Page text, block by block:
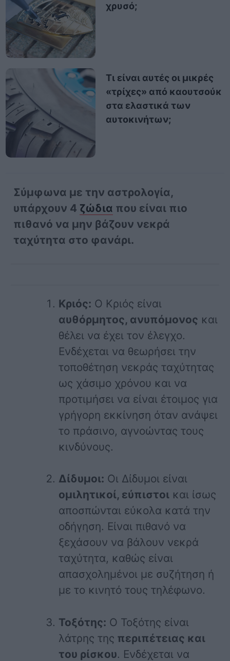
χρυσό;
Τι είναι αυτές οι μικρές
«τρίχες» από καουτσούκ
στα ελαστικά των
αυτοκινήτων;
Σύμφωνα με την αστρολογία,
υπάρχουν 4 ζώδια που είναι πιο
πιθανό να μην βάζουν νεκρά
ταχύτητα στο φανάρι.
Κριός: Ο Κριός είναι
αυθόρμητος, ανυπόμονος και
θέλει να έχει τον έλεγχο.
Ενδέχεται να θεωρήσει την
τοποθέτηση νεκράς ταχύτητας
ως χάσιμο χρόνου και να
προτιμήσει να είναι έτοιμος για
γρήγορη εκκίνηση όταν ανάψει
το πράσινο, αγνοώντας τους
κινδύνους.
Δίδυμοι: Οι Δίδυμοι είναι
ομιλητικοί, εύπιστοικαι ίσως
αποσπώνται εύκολα κατά την
οδήγηση. Είναι πιθανό να
ξεχάσουν να βάλουν νεκρά
ταχύτητα, καθώς είναι
απασχολημένοι με συζήτηση ή
με το κινητό τους τηλέφωνο.
Τοξότης: Ο Τοξότης είναι
λάτρης της περιπέτειας και
του ρίσκου. Ενδέχεται να